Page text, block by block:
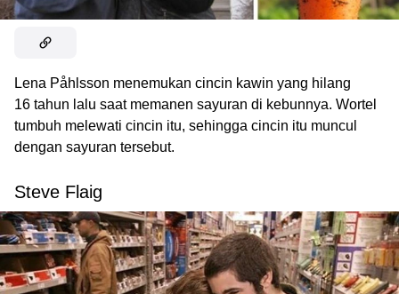
Lena Påhlsson menemukan cincin kawin yang hilang
16 tahun lalu saat memanen sayuran di kebunnya. Wortel
tumbuh melewati cincin itu, sehingga cincin itu muncul
dengan sayuran tersebut.
Steve Flaig